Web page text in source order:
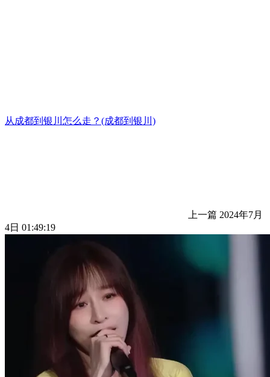
从成都到银川怎么走？(成都到银川)
上一篇 2024年7月
4日 01:49:19